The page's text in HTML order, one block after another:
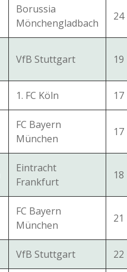
Borussia
Mönchengladbach
24
VfB Stuttgart 19
1. FC Köln 17
FC Bayern
München
17
Eintracht
Frankfurt
18
FC Bayern
München
21
VfB Stuttgart 22